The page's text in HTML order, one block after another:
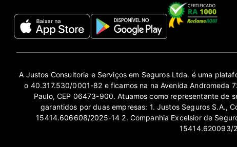
A Justos Consultoria e Serviços em Seguros Ltda. é uma
o 40.317.530/0001-82 e ficamos na na Avenida Andromeda
Paulo, CEP 06473-900. Atuamos como representante de
garantidos por duas empresas: 1. Justos Seguros S.A.,
15414.606608/2025-14 2. Companhia Excelsior de
15414.620093/